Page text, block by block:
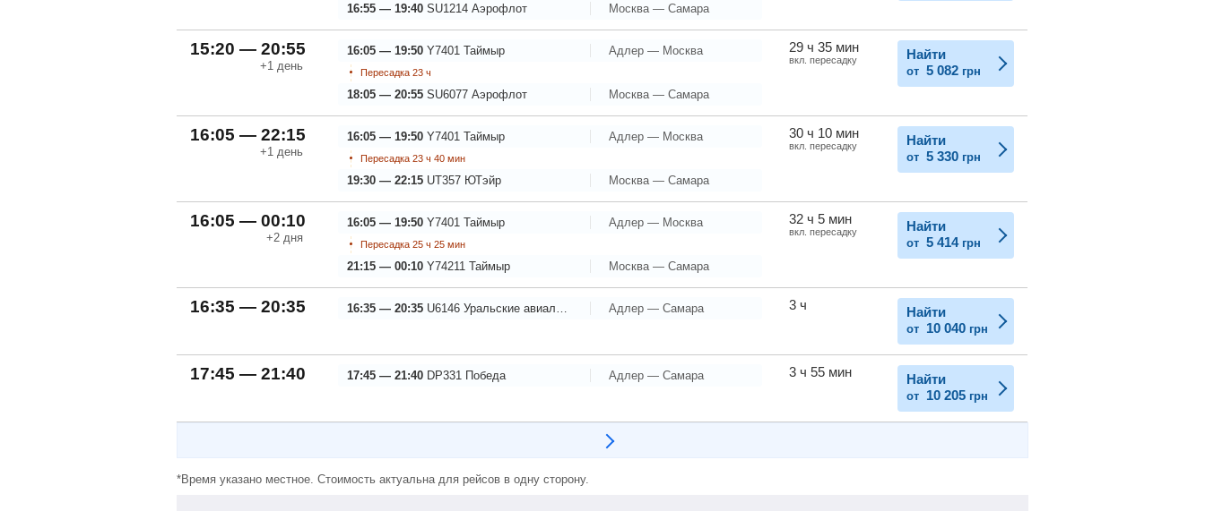
16:55 — 19:40 SU1214 Аэрофлот Москва — Самара
15:20 — 20:55
+1 день
16:05 — 19:50 Y7401 Таймыр Адлер — Москва
Пересадка 23 ч
18:05 — 20:55 SU6077 Аэрофлот Москва — Самара
29 ч 35 мин
вкл. пересадку Найти
от 5 082 грн
16:05 — 22:15
+1 день
16:05 — 19:50 Y7401 Таймыр Адлер — Москва
Пересадка 23 ч 40 мин
19:30 — 22:15 UT357 ЮТэйр Москва — Самара
30 ч 10 мин
вкл. пересадку Найти
от 5 330 грн
16:05 — 00:10
+2 дня
16:05 — 19:50 Y7401 Таймыр Адлер — Москва
Пересадка 25 ч 25 мин
21:15 — 00:10 Y74211 Таймыр Москва — Самара
32 ч 5 мин
вкл. пересадку Найти
от 5 414 грн
16:35 — 20:35 16:35 — 20:35 U6146 Уральские авиалинии Адлер — Самара 3 ч Найти
от 10 040 грн
17:45 — 21:40 17:45 — 21:40 DP331 Победа Адлер — Самара 3 ч 55 мин Найти
от 10 205 грн
*Время указано местное. Стоимость актуальна для рейсов в одну сторону.